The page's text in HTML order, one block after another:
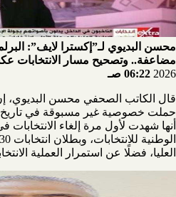
محسن البديوي لـ”إكسترا لايف”:
مضاعفة.. وتصحيح مسار الانتخابات
2026 06:22 صـ
حملت خصوصية غير مسبوقة في تاريخ
العليا، فضلًا عن استمرار العملية